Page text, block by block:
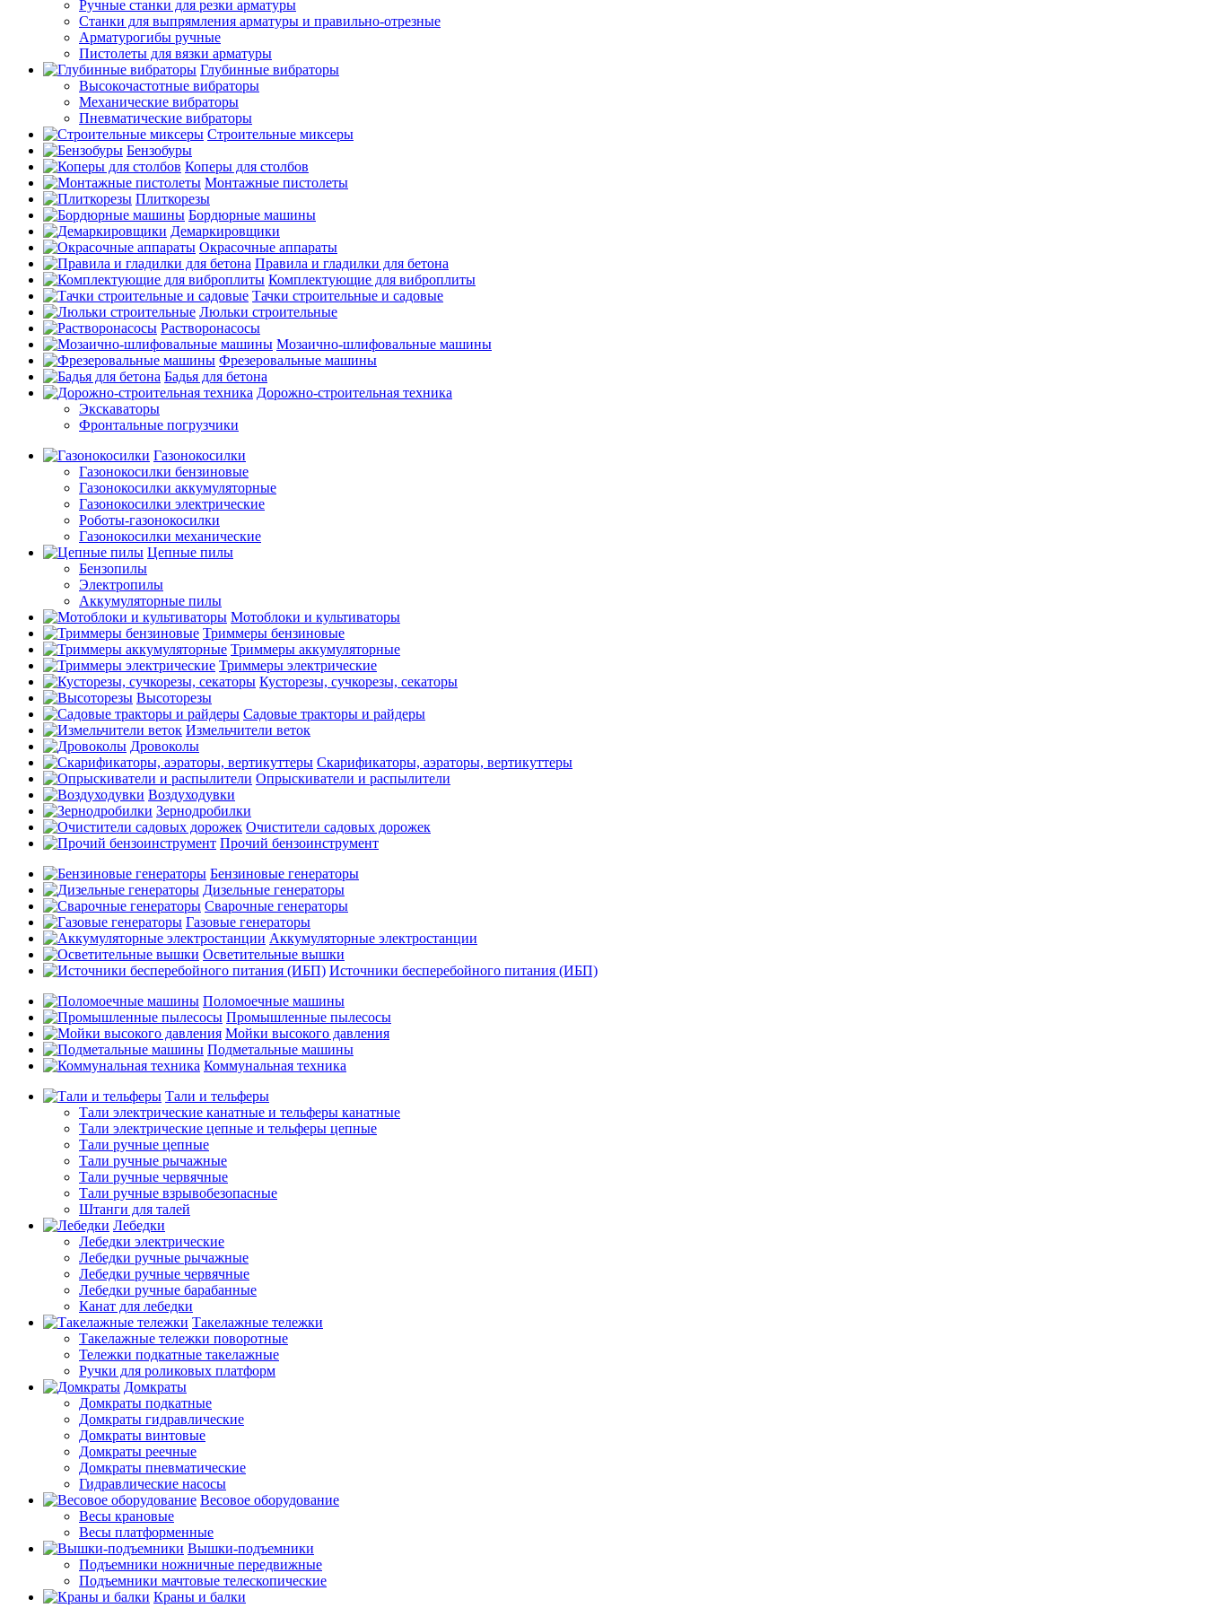
Ручные станки для резки арматуры
Станки для выпрямления арматуры и правильно-отрезные
Арматурогибы ручные
Пистолеты для вязки арматуры
Глубинные вибраторы
Высокочастотные вибраторы
Механические вибраторы
Пневматические вибраторы
Строительные миксеры
Бензобуры
Коперы для столбов
Монтажные пистолеты
Плиткорезы
Бордюрные машины
Демаркировщики
Окрасочные аппараты
Правила и гладилки для бетона
Комплектующие для виброплиты
Тачки строительные и садовые
Люльки строительные
Растворонасосы
Мозаично-шлифовальные машины
Фрезеровальные машины
Бадья для бетона
Дорожно-строительная техника
Экскаваторы
Фронтальные погрузчики
Газонокосилки
Газонокосилки бензиновые
Газонокосилки аккумуляторные
Газонокосилки электрические
Роботы-газонокосилки
Газонокосилки механические
Цепные пилы
Бензопилы
Электропилы
Аккумуляторные пилы
Мотоблоки и культиваторы
Триммеры бензиновые
Триммеры аккумуляторные
Триммеры электрические
Кусторезы, сучкорезы, секаторы
Высоторезы
Садовые тракторы и райдеры
Измельчители веток
Дровоколы
Скарификаторы, аэраторы, вертикуттеры
Опрыскиватели и распылители
Воздуходувки
Зернодробилки
Очистители садовых дорожек
Прочий бензоинструмент
Бензиновые генераторы
Дизельные генераторы
Сварочные генераторы
Газовые генераторы
Аккумуляторные электростанции
Осветительные вышки
Источники бесперебойного питания (ИБП)
Поломоечные машины
Промышленные пылесосы
Мойки высокого давления
Подметальные машины
Коммунальная техника
Тали и тельферы
Тали электрические канатные и тельферы канатные
Тали электрические цепные и тельферы цепные
Тали ручные цепные
Тали ручные рычажные
Тали ручные червячные
Тали ручные взрывобезопасные
Штанги для талей
Лебедки
Лебедки электрические
Лебедки ручные рычажные
Лебедки ручные червячные
Лебедки ручные барабанные
Канат для лебедки
Такелажные тележки
Такелажные тележки поворотные
Тележки подкатные такелажные
Ручки для роликовых платформ
Домкраты
Домкраты подкатные
Домкраты гидравлические
Домкраты винтовые
Домкраты реечные
Домкраты пневматические
Гидравлические насосы
Весовое оборудование
Весы крановые
Весы платформенные
Вышки-подъемники
Подъемники ножничные передвижные
Подъемники мачтовые телескопические
Краны и балки